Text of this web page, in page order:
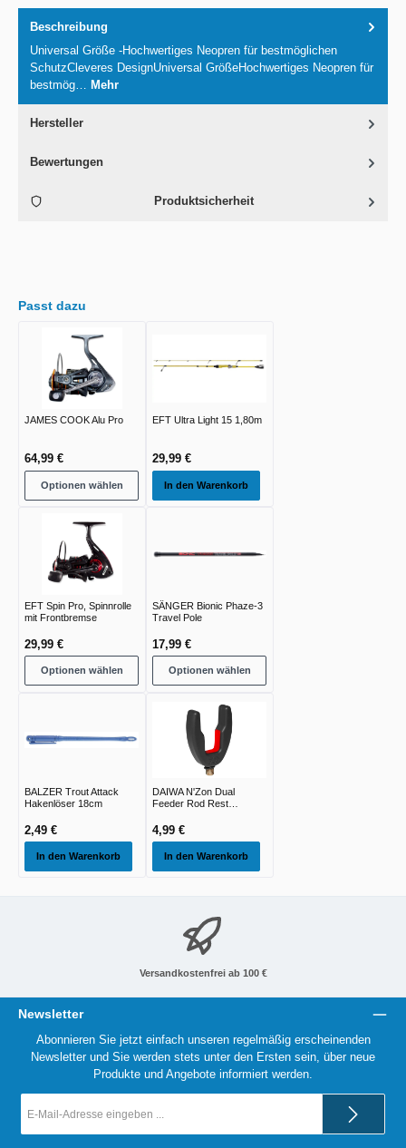
Beschreibung
Universal Größe -Hochwertiges Neopren für bestmöglichen
SchutzCleveres DesignUniversal GrößeHochwertiges Neopren für
bestmög… Mehr
Hersteller
Bewertungen
Produktsicherheit
Passt dazu
JAMES COOK Alu Pro
64,99 €
Optionen wählen
EFT Ultra Light 15 1,80m
29,99 €
In den Warenkorb
EFT Spin Pro, Spinnrolle
mit Frontbremse
29,99 €
Optionen wählen
SÄNGER Bionic Phaze-3
Travel Pole
17,99 €
Optionen wählen
BALZER Trout Attack
Hakenlöser 18cm
2,49 €
In den Warenkorb
DAIWA N'Zon Dual
Feeder Rod Rest
1,00cm
4,99 €
In den Warenkorb
Versandkostenfrei ab 100 €
Newsletter
Abonnieren Sie jetzt einfach unseren regelmäßig erscheinenden
Newsletter und Sie werden stets unter den Ersten sein, über neue
Produkte und Angebote informiert werden.
Mail-